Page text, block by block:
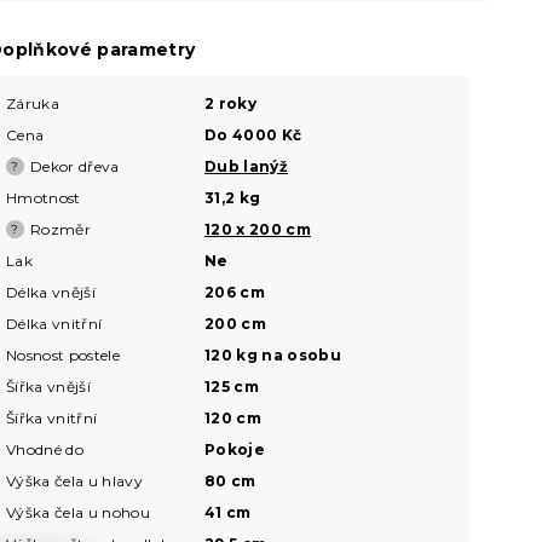
parametry
Záruka
2 roky
Cena
Do 4000 Kč
? Dekor dřeva
Dub lanýž
Hmotnost
31,2 kg
? Rozměr
120 x 200 cm
Lak
Ne
Délka vnější
206 cm
Délka vnitřní
200 cm
Nosnost postele
120 kg na osobu
Šířka vnější
125 cm
Šířka vnitřní
120 cm
Vhodné do
Pokoje
Výška čela u hlavy
80 cm
Výška čela u nohou
41 cm